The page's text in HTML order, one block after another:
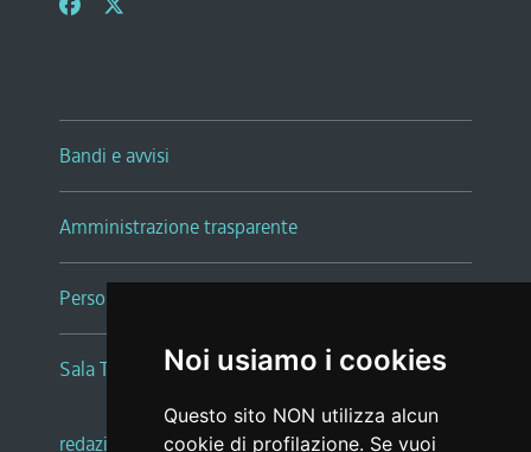
Noi usiamo i cookies
Questo sito NON utilizza alcun
cookie di profilazione. Se vuoi
Bandi e avvisi
Amministrazione trasparente
Persone e Uffici
Sala Tiziano Tessitori
redazione web |note legali |glossario